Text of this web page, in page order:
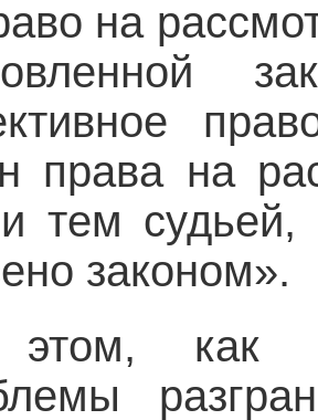
на
права на
тем судьей,
законом».
как